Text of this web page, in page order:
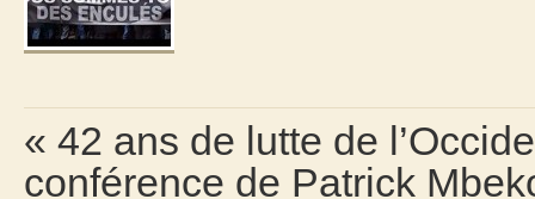
« 42 ans de lutte de
conférence de Patrick